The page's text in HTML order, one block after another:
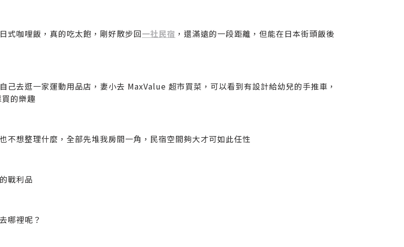
式咖哩飯，真的吃太飽，剛好散步回一社民宿 ，還滿遠的一段距離，但能在日本街頭飯後
己去逛一家運動用品店，妻小去 MaxValue 超市買菜，可以看到有設計給幼兒的手推車，
的樂趣
不想整理什麼，全部先堆我房間一角，民宿空間夠大才可如此任性
戰利品
哪裡呢？